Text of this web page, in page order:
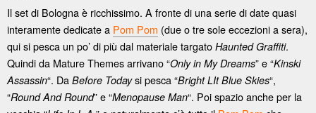
Il set di Bologna è ricchissimo. A fronte di una serie di date quasi
interamente dedicate a Pom Pom (due o tre sole eccezioni a sera),
qui si pesca un po’ di più dal materiale targato Haunted Graffiti.
Quindi da Mature Themes arrivano “Only in My Dreams” e “Kinski
Assassin“. Da Before Todaysi pesca “Bright LIt Blue Skies“,
“Round And Round” e “Menopause Man“. Poi spazio anche per la